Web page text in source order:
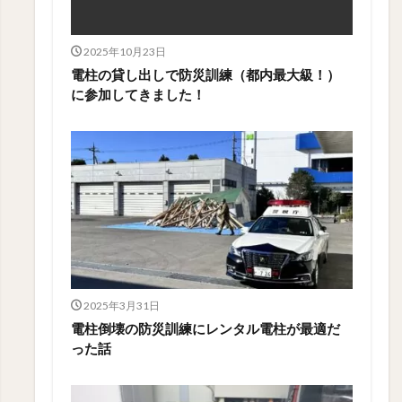
2025年10月23日
電柱の貸し出しで防災訓練（都内最大級！）
に参加してきました！
2025年3月31日
電柱倒壊の防災訓練にレンタル電柱が最適だ
った話